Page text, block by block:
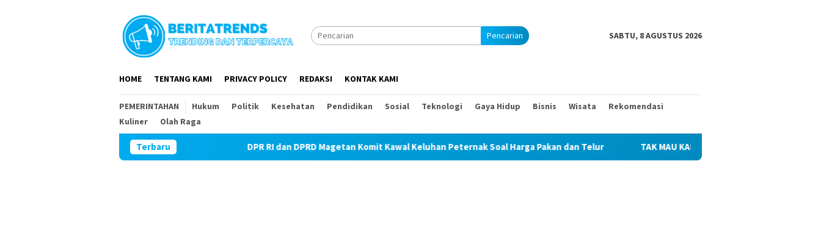
Pencarian SABTU, 8 AGUSTUS 2026
HOME TENTANG KAMI PRIVACY POLICY REDAKSI KONTAK KAMI
PEMERINTAHAN Hukum Politik Kesehatan Pendidikan Sosial Teknologi Gaya Hidup Bisnis Wisata
Rekomendasi
Kuliner
Olah Raga
Terbaru DPR RI dan DPRD Magetan Komit Kawal Keluhan Peternak Soal Harga Pakan dan Telur TAK MAU KALAH DENGAN YANG MUDA, TIGA KAKEK INI